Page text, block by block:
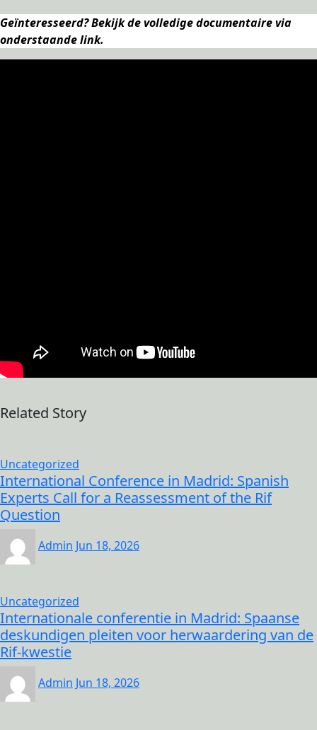
Geïnteresseerd? Bekijk de volledige documentaire via
onderstaande link.
Related Story
Uncategorized
International Conference in Madrid: Spanish
Experts Call for a Reassessment of the Rif
Question
Admin Jun 18, 2026
Uncategorized
Internationale conferentie in Madrid: Spaanse
deskundigen pleiten voor herwaardering van de
Rif-kwestie
Admin Jun 18, 2026